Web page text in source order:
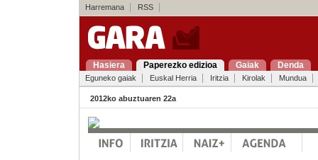
Harremana RSS
Hasiera Paperezko edizioa Gaiak Denda
Eguneko gaiak Euskal Herria Iritzia Kirolak Mundua
2012ko abuztuaren 22a